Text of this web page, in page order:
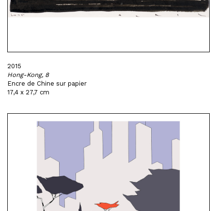
2015
Hong-Kong, 8
Encre de Chine sur papier
17,4 x 27,7 cm